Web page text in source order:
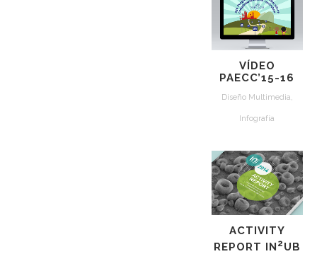
VÍDEO
PAECC’15-16
Diseño Multimedia,
Infografía
ACTIVITY
REPORT IN 2 UB